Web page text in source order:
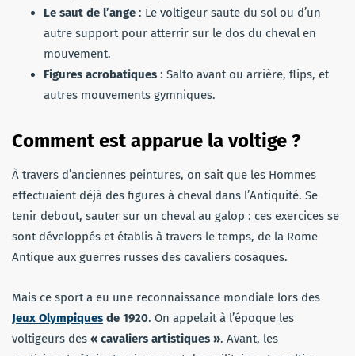
Le saut de l’ange : Le voltigeur saute du sol ou d’un
autre support pour atterrir sur le dos du cheval en
mouvement.
Figures acrobatiques : Salto avant ou arrière, flips, et
autres mouvements gymniques.
Comment est apparue la voltige ?
À travers d’anciennes peintures, on sait que les Hommes
effectuaient déjà des figures à cheval dans l’Antiquité. Se
tenir debout, sauter sur un cheval au galop : ces exercices se
sont développés et établis à travers le temps, de la Rome
Antique aux guerres russes des cavaliers cosaques.
Mais ce sport a eu une reconnaissance mondiale lors des
Jeux Olympiques de 1920. On appelait à l’époque les
voltigeurs des « cavaliers artistiques ». Avant, les